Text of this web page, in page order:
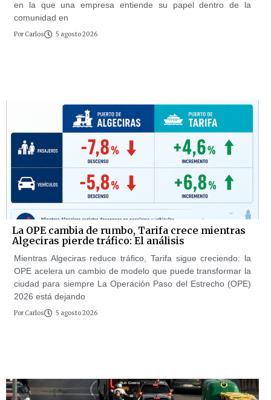
en la que una empresa entiende su papel dentro de la
comunidad en
Por Carlos 5 agosto 2026
La OPE cambia de rumbo, Tarifa crece mientras
Algeciras pierde tráfico: El análisis
Mientras Algeciras reduce tráfico, Tarifa sigue creciendo: la
OPE acelera un cambio de modelo que puede transformar la
ciudad para siempre La Operación Paso del Estrecho (OPE)
2026 está dejando
Por Carlos 5 agosto 2026